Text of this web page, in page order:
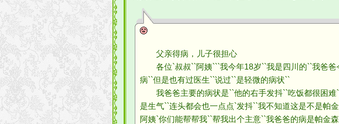
父亲得病，儿子很担心
各位`叔叔``阿姨```我今年18岁``我是四川的``我爸爸
病``但是也有过医生``说过``是轻微的病状``
我爸爸主要的病状是``他的右手发抖``吃饭都很困难`
是生气``连头都会也一点点`发抖``我不知道这是不是帕
阿姨`你们能帮帮我``帮我出个主意``我爸爸的病是帕金